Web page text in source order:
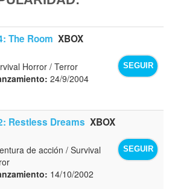
The Room XBOX
SEGUIR
Horror / Terror
24/9/2004
Restless Dreams XBOX
SEGUIR
de acción / Survival
14/10/2002